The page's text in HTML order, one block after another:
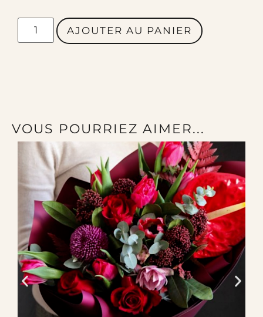
AJOUTER AU PANIER
VOUS POURRIEZ AIMER...